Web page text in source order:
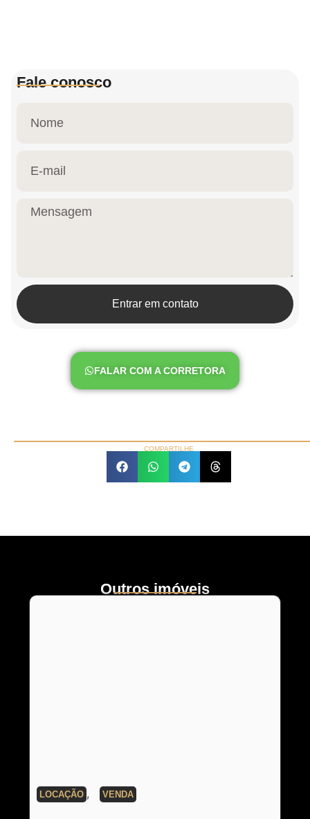
Fale conosco
Entrar em contato
FALAR COM A CORRETORA
COMPARTILHE
Outros imóveis
LOCAÇÃO , VENDA